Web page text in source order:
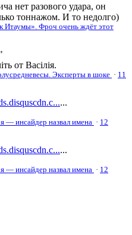
нет разового удара, он
тоннажом. И то недолго)
Итаумы». Фроч очень ждёт этот
от Васілія.
Эксперты в шоке · 11
...
— инсайдер назвал имена · 12
...
— инсайдер назвал имена · 12